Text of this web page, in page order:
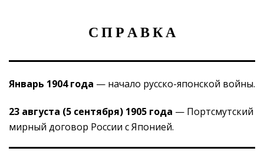
С П Р А В К А
Январь 1904 года — начало русско-японской войны.
23 августа (5 сентября) 1905 года — Портсмутский
мирный договор России с Японией.